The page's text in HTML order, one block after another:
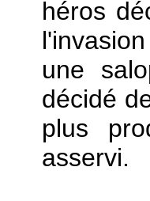
héros
une
décidé
plus
asservi.